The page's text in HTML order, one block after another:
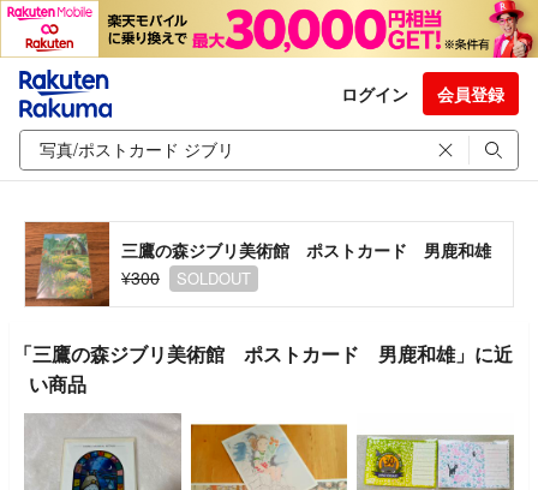
ログイン 会員登録
三鷹の森ジブリ美術館 ポストカード 男鹿和雄
¥300
SOLDOUT
「三鷹の森ジブリ美術館 ポストカード 男鹿和雄」に近
い商品